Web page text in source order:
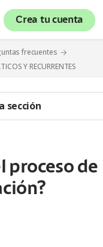
Crea tu cuenta
frecuentes
Y RECURRENTES
sección
la inactivación del
proceso de